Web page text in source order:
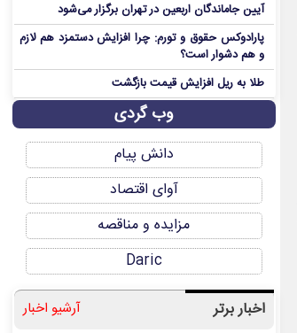
آیین جاماندگان اربعین در تهران برگزار می‌شود
پارادوکس حقوق و تورم: چرا افزایش دستمزد هم لازم
و هم دشوار است؟
طلا به ریل افزایش قیمت بازگشت
وب گردی
دانش پیام
آوای اقتصاد
مزایده و مناقصه
Daric
اخبار برتر آرشیو اخبار